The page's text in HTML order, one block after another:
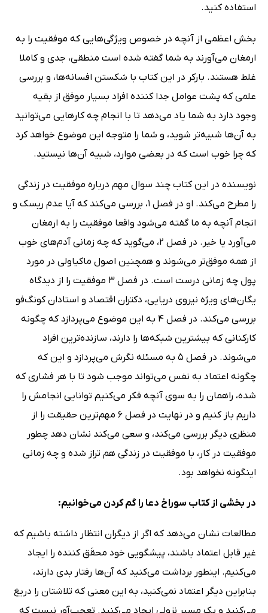
استفاده کنید.
بخش اعظمی از آنچه در خصوص ویژگی‌هایی که موفقیت را به
ارمغان می‌آورند به شما گفته شده است منطقی، جدی و کاملا
غلط هستند. بارکر در این کتاب با شکستن افسانه‌ها، و بررسی
علمی که پشت عوامل جدا کننده افراد بسیار موفق از بقیه
وجود دارد به شما یاد می‌دهد تا با انجام چه کارهایی می‌توانید
به آن‌ها شبیه‌تر شوید، و شما را متوجه این موضوع خواهد کرد
که چرا خوب است که در بعضی موارد، شبیه آن‌ها نیستید.
نویسنده در این کتاب چند سوال مهم درباره موفقیت در زندگی
را مطرح می‌کند. او در فصل 1، بررسی می‌کند که آیا عدم ریسک و
انجام آنچه به ما گفته می‌شود واقعا موفقیت را به ارمغان
می‌آورد یا خیر. در فصل 2، می‌گوید که چه زمانی آدم‌های خوب
از همه موفق‌تر می‌شوند و همچنین اصول ماکیاولی در مورد
پول چه زمانی درست است. در فصل 3 موفقیت را از دیدگاه
یگان‌های ویژه نیروی دریایی، دکتران اقتصاد و استادان کونگ‌فو
بررسی می‌کند. در فصل 4 به این موضوع می‌پردازد که چگونه
کارکنانی که بیشترین شبکه‌ها را دارند، سازنده‌ترین افراد
می‌شوند. در فصل 5 به مسئله نگرش می‌پردازد و این که
چگونه اعتماد به نفس می‌تواند موجب شود تا با هر فشاری که
شده، راهمان را به سوی آنچه فکر می‌کنیم توانایی انجامش را
داریم باز کنیم و در نهایت در فصل 6 مهم‌ترین حقیقت را از
منظری دیگر بررسی می‌کند، و سعی می‌کند نشان دهد چطور
موفقیت در کار، با موفقیت در زندگی هم تراز شده و چه زمانی
اینگونه نخواهد بود.
در بخشی از کتاب سوراخ دعا را گم کردن می‌خوانیم:
مطالعات نشان می‌دهد که اگر از دیگران انتظار داشته باشیم که
غیر قابل اعتماد باشند، پیشگویی خود محقَق کننده را ایجاد
می‌کنیم. اینطور برداشت می‌کنید که آن‌ها رفتار بدی دارند،
بنابراین دیگر اعتماد نمی‌کنید، به این معنی که تلاشتان را دریغ